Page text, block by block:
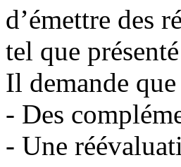
d’émettre des
tel que
Il demande
- Des
- Une